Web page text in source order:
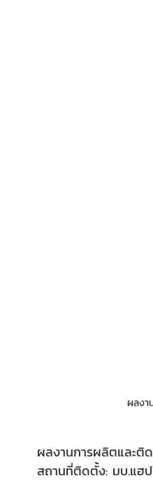
ผลงา
ผลงานการผลิตและติ
สถานที่ติดตั้ง: มบ.แฮ